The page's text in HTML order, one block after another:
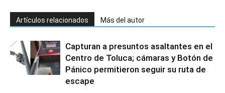
Artículos relacionados Más del autor
Capturan a presuntos asaltantes en el
Centro de Toluca; cámaras y Botón de
Pánico permitieron seguir su ruta de
escape